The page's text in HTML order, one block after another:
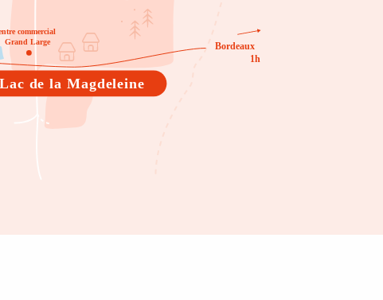
Bordeaux
1h
commercial
Grand Large
de la Magdeleine